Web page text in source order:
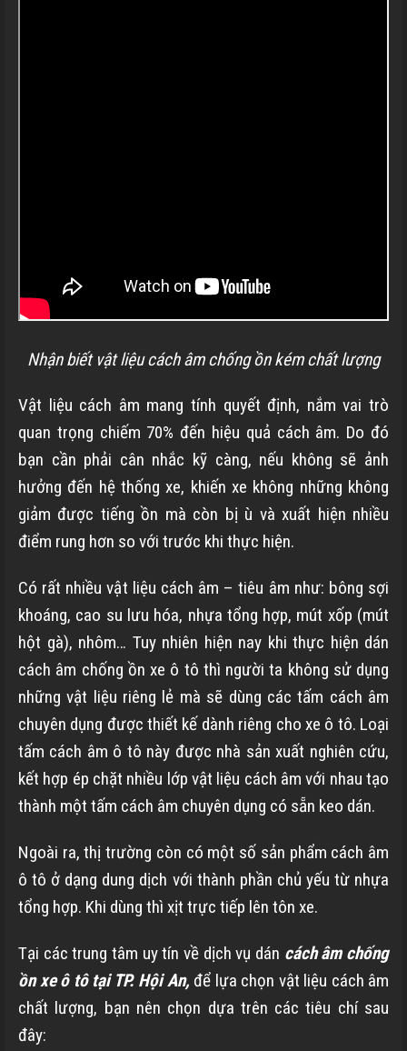
Nhận biết vật liệu cách âm chống ồn kém chất lượng
Vật liệu cách âm mang tính quyết định, nắm vai trò
quan trọng chiếm 70% đến hiệu quả cách âm. Do đó
bạn cần phải cân nhắc kỹ càng, nếu không sẽ ảnh
hưởng đến hệ thống xe, khiến xe không những không
giảm được tiếng ồn mà còn bị ù và xuất hiện nhiều
điểm rung hơn so với trước khi thực hiện.
Có rất nhiều vật liệu cách âm – tiêu âm như: bông sợi
khoáng, cao su lưu hóa, nhựa tổng hợp, mút xốp (mút
hột gà), nhôm… Tuy nhiên hiện nay khi thực hiện dán
cách âm chống ồn xe ô tô thì người ta không sử dụng
những vật liệu riêng lẻ mà sẽ dùng các tấm cách âm
chuyên dụng được thiết kế dành riêng cho xe ô tô. Loại
tấm cách âm ô tô này được nhà sản xuất nghiên cứu,
kết hợp ép chặt nhiều lớp vật liệu cách âm với nhau tạo
thành một tấm cách âm chuyên dụng có sẵn keo dán.
Ngoài ra, thị trường còn có một số sản phẩm cách âm
ô tô ở dạng dung dịch với thành phần chủ yếu từ nhựa
tổng hợp. Khi dùng thì xịt trực tiếp lên tôn xe.
Tại các trung tâm uy tín về dịch vụ dán cách âm chống
ồn xe ô tô tại TP. Hội An, để lựa chọn vật liệu cách âm
chất lượng, bạn nên chọn dựa trên các tiêu chí sau
đây: